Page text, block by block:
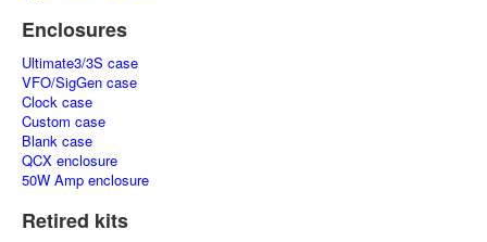
Enclosures
Ultimate3/3S case
VFO/SigGen case
Clock case
Custom case
Blank case
QCX enclosure
50W Amp enclosure
Retired kits